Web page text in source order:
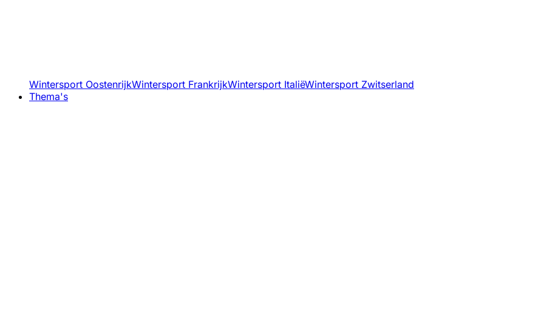
Wintersport OostenrijkWintersport FrankrijkWintersport ItaliëWintersport Zwitserland
Thema's